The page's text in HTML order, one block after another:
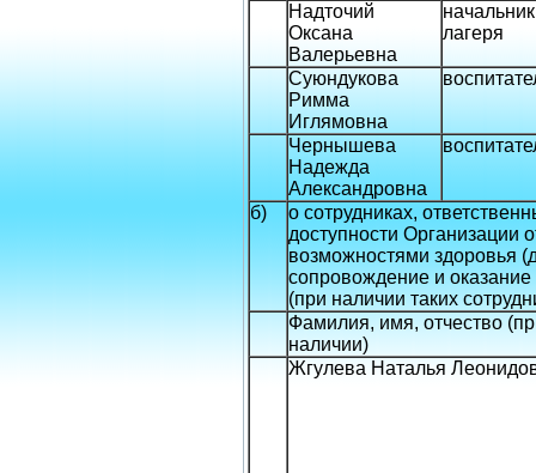
Надточий
Оксана
Валерьевна
начальник
лагеря
Суюндукова
Римма
Иглямовна
Чернышева
Надежда
Александровна
б)
о сотрудниках,
доступности Организации
возможностями здоровья
сопровождение и
(при наличии таких
Фамилия, имя, отчество
наличии)
Жгулева Наталья